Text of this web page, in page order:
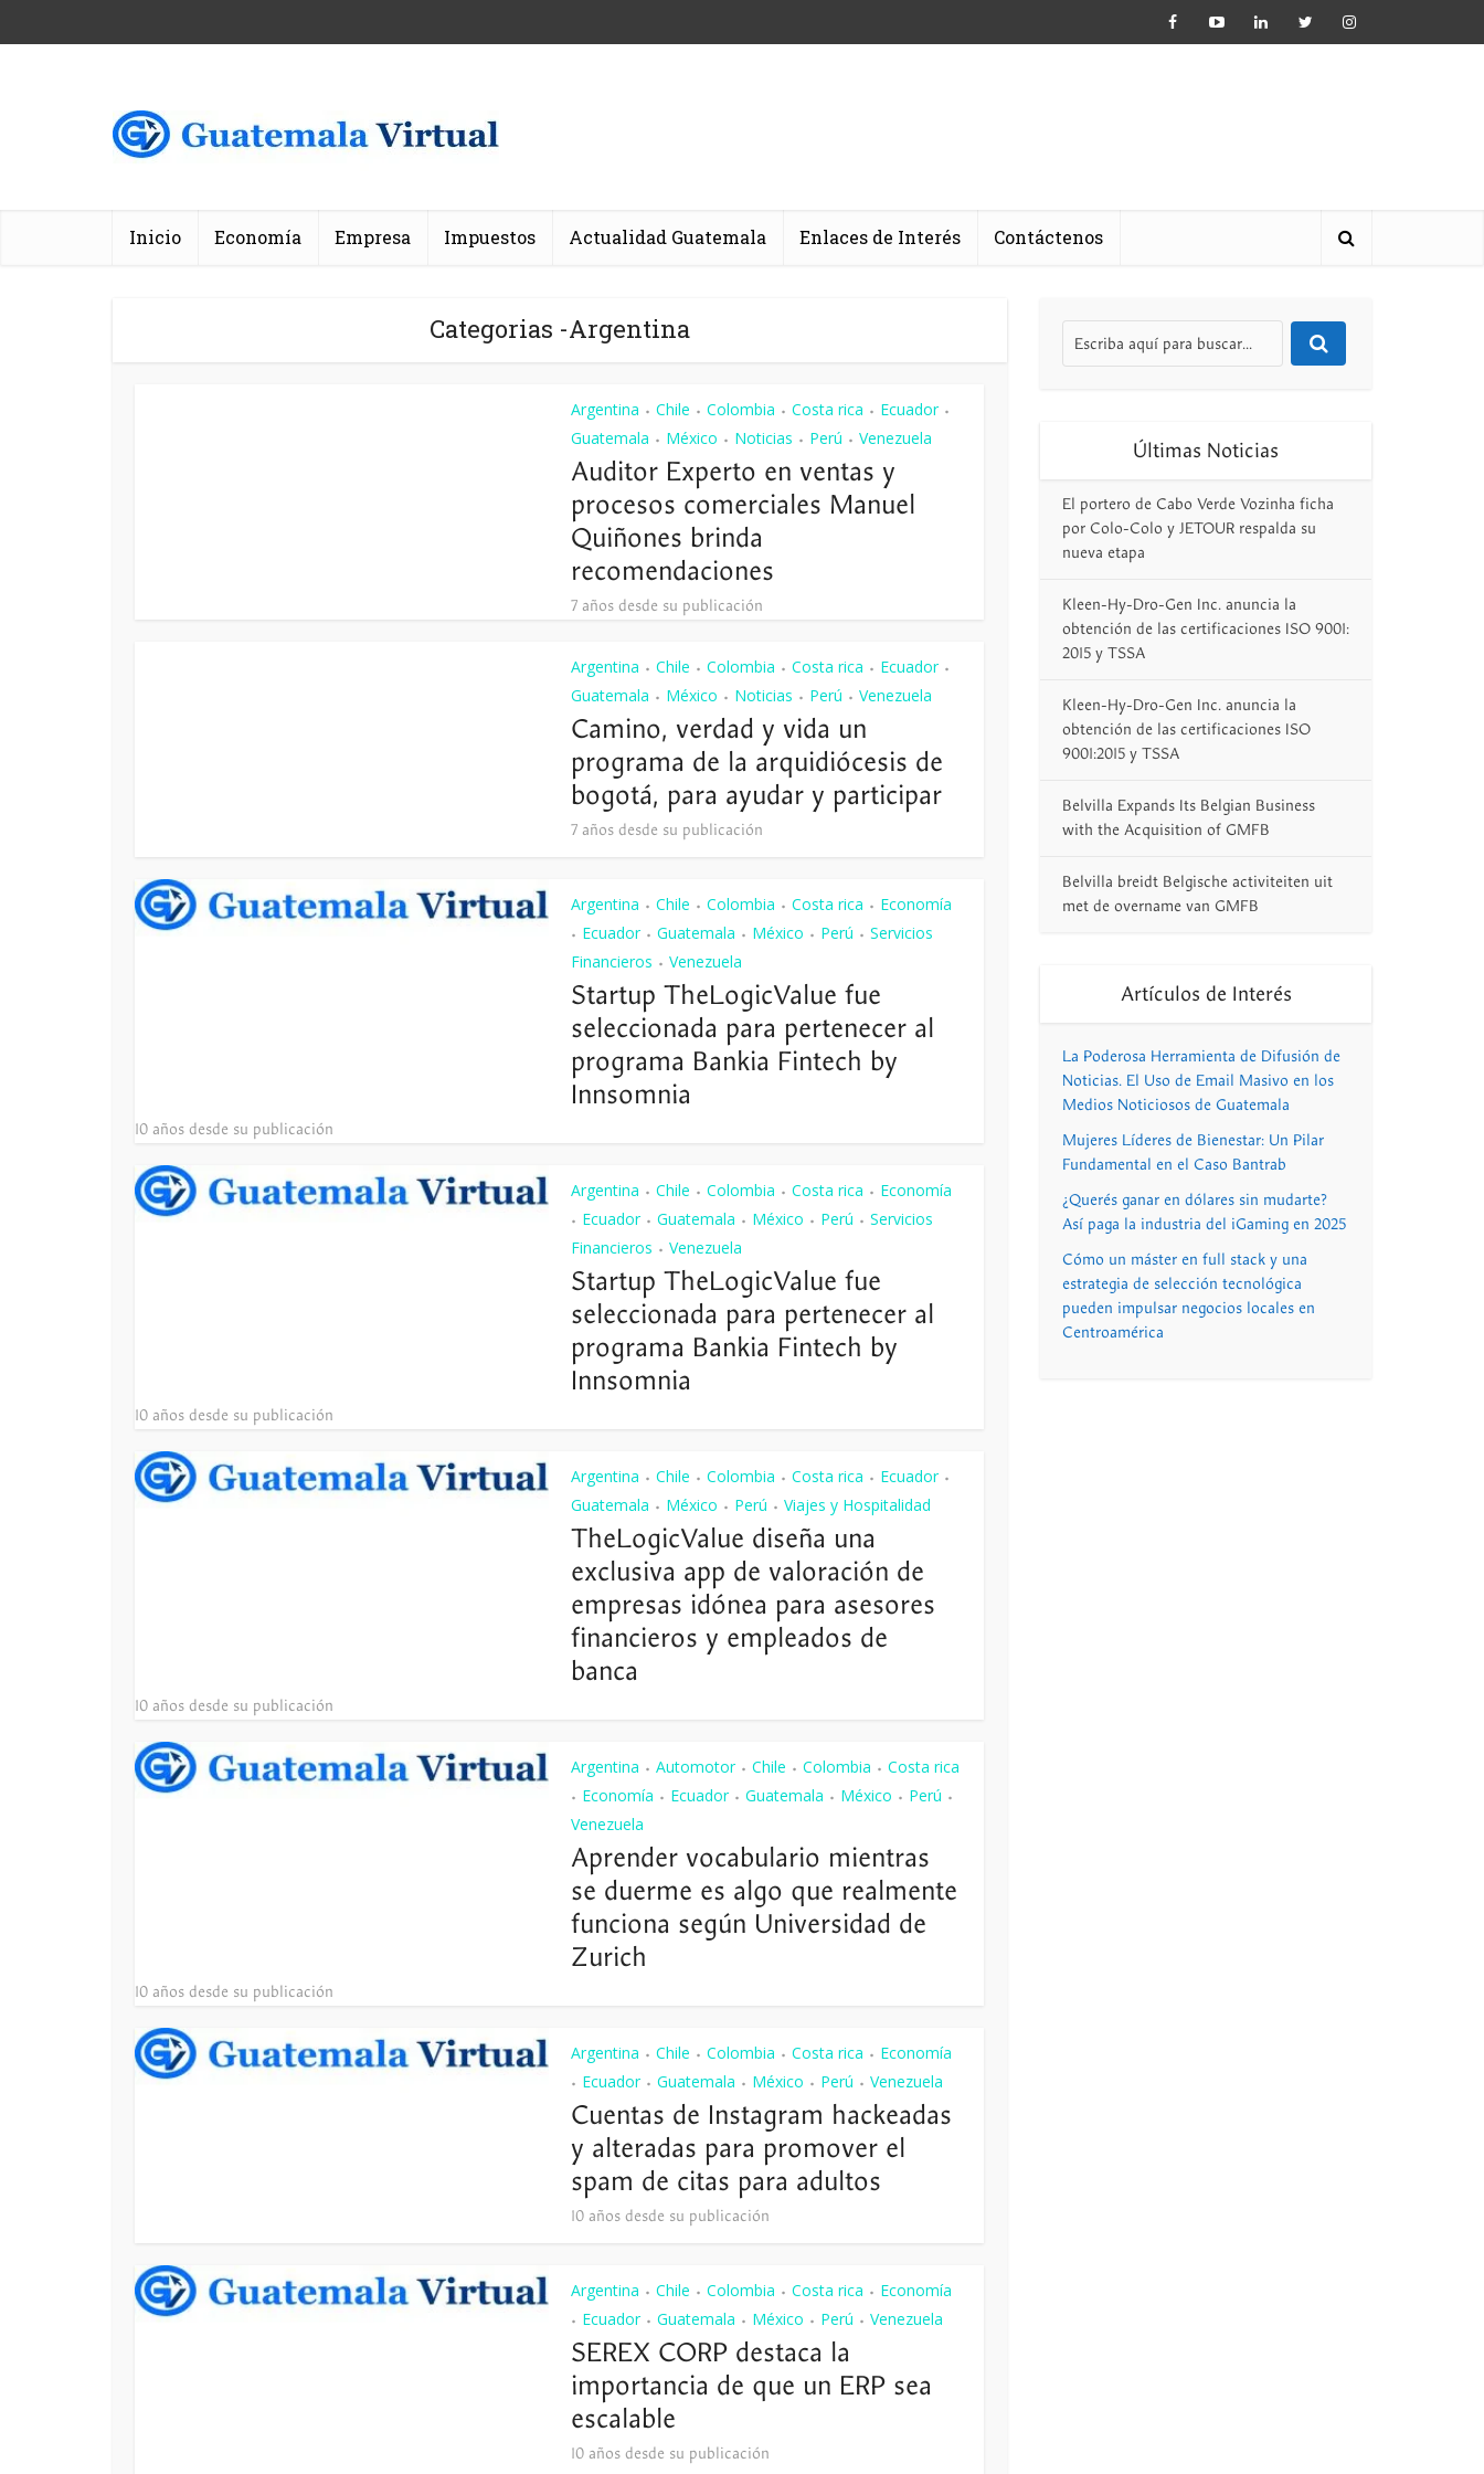
Inicio Economía Empresa Impuestos Actualidad Guatemala Enlaces de Interés Contáctenos
Categorias -Argentina
Argentina • Chile • Colombia • Costa rica • Ecuador •
Guatemala • México • Noticias • Perú • Venezuela
Auditor Experto en ventas y
procesos comerciales Manuel
Quiñones brinda
recomendaciones
7 años desde su publicación
Argentina • Chile • Colombia • Costa rica • Ecuador •
Guatemala • México • Noticias • Perú • Venezuela
Camino, verdad y vida un
programa de la arquidiócesis de
bogotá, para ayudar y participar
7 años desde su publicación
Argentina • Chile • Colombia • Costa rica • Economía
• Ecuador • Guatemala • México • Perú • Servicios
Financieros • Venezuela
Startup TheLogicValue fue
seleccionada para pertenecer al
programa Bankia Fintech by
Innsomnia
10 años desde su publicación
Argentina • Chile • Colombia • Costa rica • Economía
• Ecuador • Guatemala • México • Perú • Servicios
Financieros • Venezuela
Startup TheLogicValue fue
seleccionada para pertenecer al
programa Bankia Fintech by
Innsomnia
10 años desde su publicación
Argentina • Chile • Colombia • Costa rica • Ecuador •
Guatemala • México • Perú • Viajes y Hospitalidad
TheLogicValue diseña una
exclusiva app de valoración de
empresas idónea para asesores
financieros y empleados de
banca
10 años desde su publicación
Argentina • Automotor • Chile • Colombia • Costa rica
• Economía • Ecuador • Guatemala • México • Perú •
Venezuela
Aprender vocabulario mientras
se duerme es algo que realmente
funciona según Universidad de
Zurich
10 años desde su publicación
Argentina • Chile • Colombia • Costa rica • Economía
• Ecuador • Guatemala • México • Perú • Venezuela
Cuentas de Instagram hackeadas
y alteradas para promover el
spam de citas para adultos
10 años desde su publicación
Argentina • Chile • Colombia • Costa rica • Economía
• Ecuador • Guatemala • México • Perú • Venezuela
SEREX CORP destaca la
importancia de que un ERP sea
escalable
10 años desde su publicación
Últimas Noticias
El portero de Cabo Verde Vozinha ficha
por Colo-Colo y JETOUR respalda su
nueva etapa
Kleen-Hy-Dro-Gen Inc. anuncia la
obtención de las certificaciones ISO 9001:
2015 y TSSA
Kleen-Hy-Dro-Gen Inc. anuncia la
obtención de las certificaciones ISO
9001:2015 y TSSA
Belvilla Expands Its Belgian Business
with the Acquisition of GMFB
Belvilla breidt Belgische activiteiten uit
met de overname van GMFB
Artículos de Interés
La Poderosa Herramienta de Difusión de
Noticias. El Uso de Email Masivo en los
Medios Noticiosos de Guatemala
Mujeres Líderes de Bienestar: Un Pilar
Fundamental en el Caso Bantrab
¿Querés ganar en dólares sin mudarte?
Así paga la industria del iGaming en 2025
Cómo un máster en full stack y una
estrategia de selección tecnológica
pueden impulsar negocios locales en
Centroamérica